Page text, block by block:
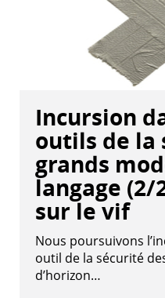
Incursion
outils de la
grands
langage (2/
sur le vif
Nous poursuivons
outil de la sécurité
d’horizon…